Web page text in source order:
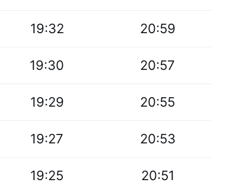
19:32 20:59
19:30 20:57
19:29 20:55
19:27 20:53
19:25 20:51